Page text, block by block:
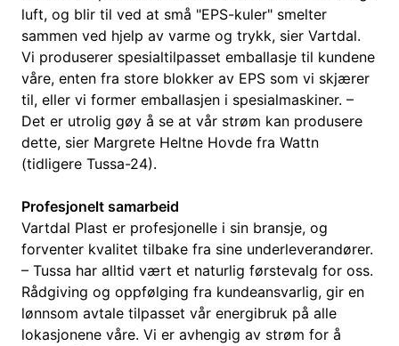
luft, og blir til ved at små "EPS-kuler" smelter
sammen ved hjelp av varme og trykk, sier Vartdal.
Vi produserer spesialtilpasset emballasje til kundene
våre, enten fra store blokker av EPS som vi skjærer
til, eller vi former emballasjen i spesialmaskiner. –
Det er utrolig gøy å se at vår strøm kan produsere
dette, sier Margrete Heltne Hovde fra Wattn
(tidligere Tussa-24).
Profesjonelt samarbeid
Vartdal Plast er profesjonelle i sin bransje, og
forventer kvalitet tilbake fra sine underleverandører.
– Tussa har alltid vært et naturlig førstevalg for oss.
Rådgiving og oppfølging fra kundeansvarlig, gir en
lønnsom avtale tilpasset vår energibruk på alle
lokasjonene våre. Vi er avhengig av strøm for å